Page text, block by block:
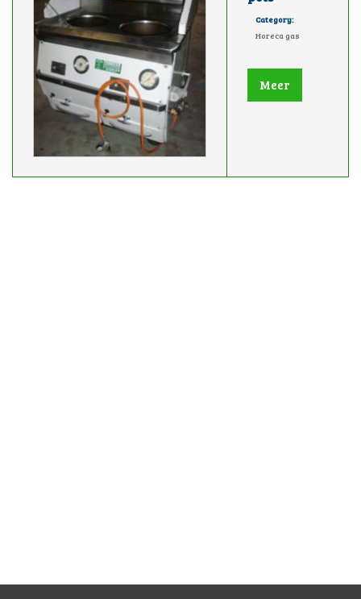
Category:
Horeca gas
Meer